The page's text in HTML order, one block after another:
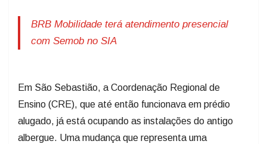
BRB Mobilidade terá atendimento presencial
com Semob no SIA
Em São Sebastião, a Coordenação Regional de
Ensino (CRE), que até então funcionava em prédio
alugado, já está ocupando as instalações do antigo
albergue. Uma mudança que representa uma